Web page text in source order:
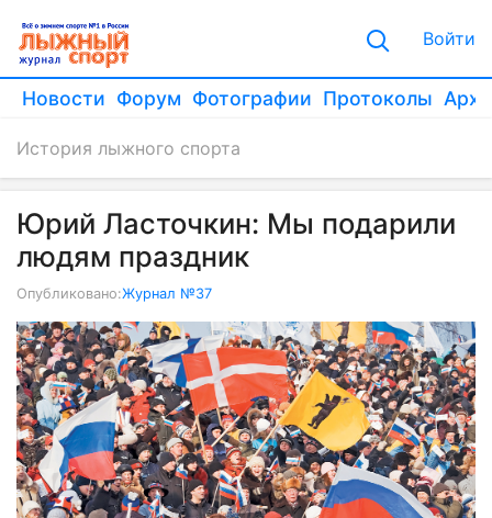
Войти
Новости Форум Фотографии Протоколы
История лыжного спорта
Юрий Ласточкин: Мы подарили
людям праздник
Опубликовано:Журнал №37